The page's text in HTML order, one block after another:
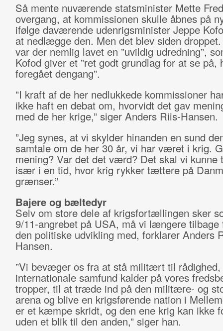
Så mente nuværende statsminister Mette
overgang, at kommissionen skulle åbnes på
ifølge daværende udenrigsminister Jeppe
at nedlægge den. Men det blev siden
var der nemlig lavet en ”uvildig udredning”,
Kofod giver et ”ret godt grundlag for at se på,
foregået dengang”.
”I kraft af de her nedlukkede kommissioner
ikke haft en debat om, hvorvidt det gav
med de her krige,” siger Anders Riis-Hansen.
”Jeg synes, at vi skylder hinanden en sund
samtale om de her 30 år, vi har været i krig.
mening? Var det det værd? Det skal vi kunne
især i en tid, hvor krig rykker tættere på
grænser.”
Bajere og bæltedyr
Selv om store dele af krigsfortællingen sker
9/11-angrebet på USA, må vi længere tilbage
den politiske udvikling med, forklarer Anders
Hansen.
”Vi bevæger os fra at stå militært til rådighed,
internationale samfund kalder på vores
tropper, til at træde ind på den militære- og
arena og blive en krigsførende nation i
er et kæmpe skridt, og den ene krig kan ikke
uden et blik til den anden,” siger han.